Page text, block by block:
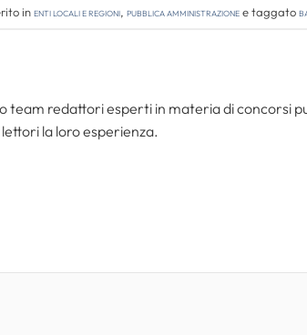
inEnti locali e regioni, Pubblica amministrazionee taggato
team redattori esperti in materia di concorsi
la loro esperienza.